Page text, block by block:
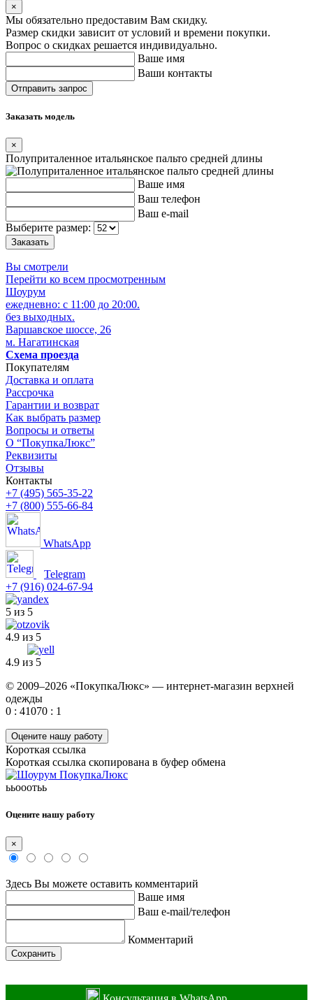
×
Мы обязательно предоставим Вам скидку.
Размер скидки зависит от условий и времени покупки.
Вопрос о скидках решается индивидуально.
Ваше имя
Ваши контакты
Заказать модель
×
Полуприталенное итальянское пальто средней длины
Ваше имя
Ваш телефон
Ваш e-mail
Выберите размер:
Вы смотрели
Перейти ко всем просмотренным
Шоурум
ежедневно: с 11:00 до 20:00.
без выходных.
Варшавское шоссе, 26
м. Нагатинская
Схема проезда
Покупателям
Доставка и оплата
Рассрочка
Гарантии и возврат
Как выбрать размер
Вопросы и ответы
О “ПокупкаЛюкс”
Реквизиты
Отзывы
Контакты
+7 (495) 565-35-22
+7 (800) 555-66-84
WhatsApp
Telegram
+7 (916) 024-67-94
5 из 5
4.9 из 5
4.9 из 5
© 2009–2026 «ПокупкаЛюкс» — интернет-магазин верхней
одежды
0 : 41070 : 1
Оцените нашу работу
Короткая ссылка
Короткая ссылка скопирована в буфер обмена
ььооотьь
Оцените нашу работу
×
Здесь Вы можете оставить комментарий
Ваше имя
Ваш e-mail/телефон
Комментарий
Сохранить